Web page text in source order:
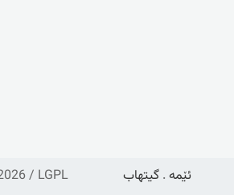
/ LGPL ئێمە . گیتهاب